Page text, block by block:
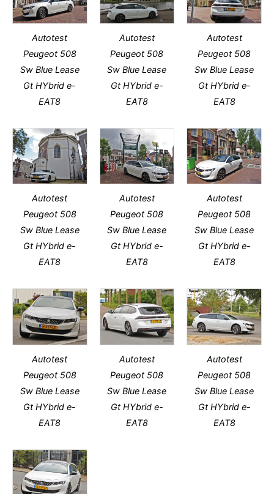
Autotest
Peugeot 508
Sw Blue Lease
Gt HYbrid e-
EAT8
Autotest
Peugeot 508
Sw Blue Lease
Gt HYbrid e-
EAT8
Autotest
Peugeot 508
Sw Blue Lease
Gt HYbrid e-
EAT8
Autotest
Peugeot 508
Sw Blue Lease
Gt HYbrid e-
EAT8
Autotest
Peugeot 508
Sw Blue Lease
Gt HYbrid e-
EAT8
Autotest
Peugeot 508
Sw Blue Lease
Gt HYbrid e-
EAT8
Autotest
Peugeot 508
Sw Blue Lease
Gt HYbrid e-
EAT8
Autotest
Peugeot 508
Sw Blue Lease
Gt HYbrid e-
EAT8
Autotest
Peugeot 508
Sw Blue Lease
Gt HYbrid e-
EAT8